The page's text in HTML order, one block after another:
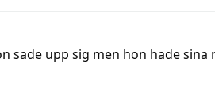
sade upp sig men hon hade sina